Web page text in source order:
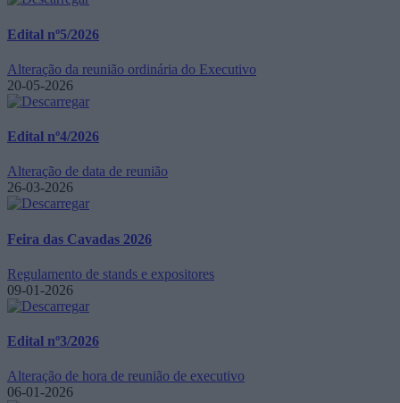
Edital nº5/2026
Alteração da reunião ordinária do Executivo
20-05-2026
Edital nº4/2026
Alteração de data de reunião
26-03-2026
Feira das Cavadas 2026
Regulamento de stands e expositores
09-01-2026
Edital nº3/2026
Alteração de hora de reunião de executivo
06-01-2026